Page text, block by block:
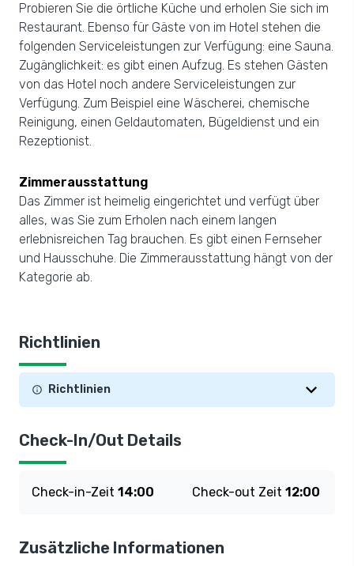
Probieren Sie die örtliche Küche und erholen Sie sich im
Restaurant. Ebenso für Gäste von im Hotel stehen die
folgenden Serviceleistungen zur Verfügung: eine Sauna.
Zugänglichkeit: es gibt einen Aufzug. Es stehen Gästen
von das Hotel noch andere Serviceleistungen zur
Verfügung. Zum Beispiel eine Wäscherei, chemische
Reinigung, einen Geldautomaten, Bügeldienst und ein
Rezeptionist.
Zimmerausstattung
Das Zimmer ist heimelig eingerichtet und verfügt über
alles, was Sie zum Erholen nach einem langen
erlebnisreichen Tag brauchen. Es gibt einen Fernseher
und Hausschuhe. Die Zimmerausstattung hängt von der
Kategorie ab.
Richtlinien
Richtlinien
Check-In/Out Details
Check-in-Zeit 14:00 Check-out Zeit 12:00
Zusätzliche Informationen